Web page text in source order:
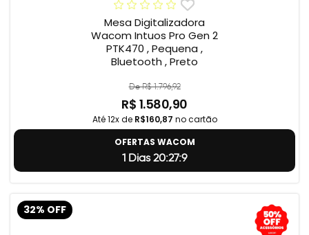
Mesa Digitalizadora
Wacom Intuos Pro Gen 2
PTK470 , Pequena ,
Bluetooth , Preto
De R$ 1.796,92
R$ 1.580,90
Até 12x de R$160,87 no cartão
OFERTAS WACOM
1 Dias 20:27:8
32% OFF